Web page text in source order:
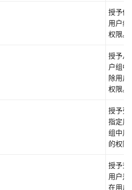
授予修
用户组
权限。
授予从
户组中
除用户
权限。
授予列
指定用
组中用
的权限
授予查
用户是
在用户